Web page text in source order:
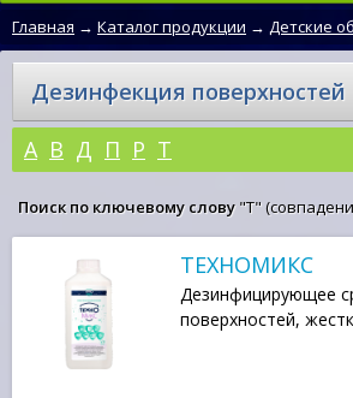
Главная → Каталог продукции → Детские
Дезинфекция поверхностей
А В Д П Р Т
Поиск по ключевому слову "Т"
ТЕХНОМИКС
Дезинфицирующее
поверхностей,